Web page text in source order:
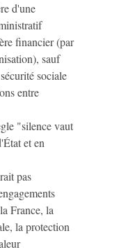
d'une
financier (par
sauf
sociale
entre
"silence vaut
et en
pas
France, la
la protection